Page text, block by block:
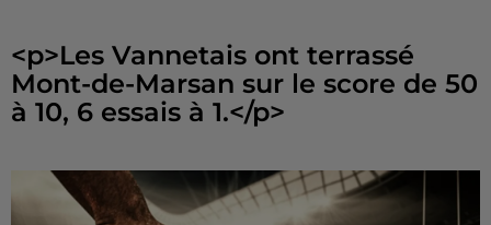
<p>Les Vannetais ont terrassé
Mont-de-Marsan sur le score de 50